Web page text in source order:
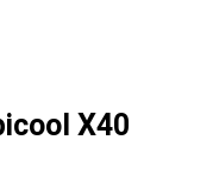
X40